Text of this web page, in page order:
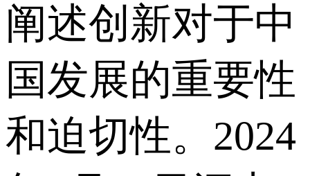
阐述创新对于中
国发展的重要性
和迫切性。2024